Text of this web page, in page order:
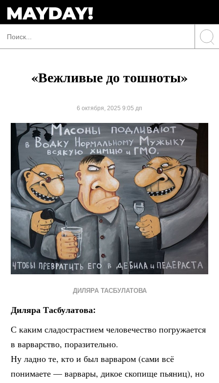
«Вежливые до тошноты»
6 октября, 2025 9:05 дп
ДИЛЯРА ТАСБУЛАТОВА
Диляра Тасбулатова:
С каким сладострастием человечество погружается
в варварство, поразительно.
Ну ладно те, кто и был варваром (сами всё
понимаете — варвары, дикое скопище пьяниц), но